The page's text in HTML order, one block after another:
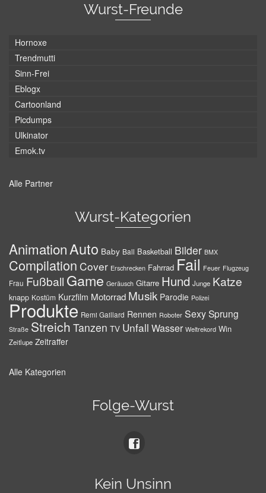
Wurst-Freunde
Hornoxe
Trendmutti
Sinn-Frei
Eblogx
Cartoonland
Picdumps
Ulkinator
Emok.tv
Alle Partner
Wurst-Kategorien
AnimationAuto Baby Ball Basketball Bilder BMX
Compilation Cover Erschrecken Fahrrad Fail Feuer Flugzeug
Frau Fußball Game Geräusch Gitarre Hund Junge Katze
knapp Kostüm Kurzfilm Motorrad Musik Parodie Polizei
Produkte Remi Gaillard Rennen Roboter SexySprung
Straße Streich Tanzen TV Unfall Wasser Weltrekord Win
Zeitlupe Zeitraffer
Alle Kategorien
Folge-Wurst
Kein Unsinn